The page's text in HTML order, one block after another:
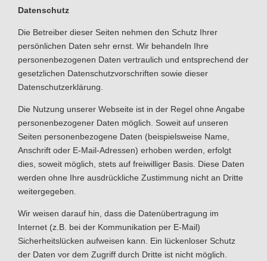
Datenschutz
Die Betreiber dieser Seiten nehmen den Schutz Ihrer
persönlichen Daten sehr ernst. Wir behandeln Ihre
personenbezogenen Daten vertraulich und entsprechend der
gesetzlichen Datenschutzvorschriften sowie dieser
Datenschutzerklärung.
Die Nutzung unserer Webseite ist in der Regel ohne Angabe
personenbezogener Daten möglich. Soweit auf unseren
Seiten personenbezogene Daten (beispielsweise Name,
Anschrift oder E-Mail-Adressen) erhoben werden, erfolgt
dies, soweit möglich, stets auf freiwilliger Basis. Diese Daten
werden ohne Ihre ausdrückliche Zustimmung nicht an Dritte
weitergegeben.
Wir weisen darauf hin, dass die Datenübertragung im
Internet (z.B. bei der Kommunikation per E-Mail)
Sicherheitslücken aufweisen kann. Ein lückenloser Schutz
der Daten vor dem Zugriff durch Dritte ist nicht möglich.